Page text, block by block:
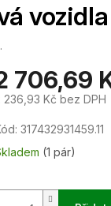
706,69
236,93 Kč bez DPH
317432931459.11
(1 pár)